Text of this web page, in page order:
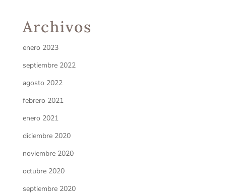
Archivos
enero 2023
septiembre 2022
agosto 2022
febrero 2021
enero 2021
diciembre 2020
noviembre 2020
octubre 2020
septiembre 2020